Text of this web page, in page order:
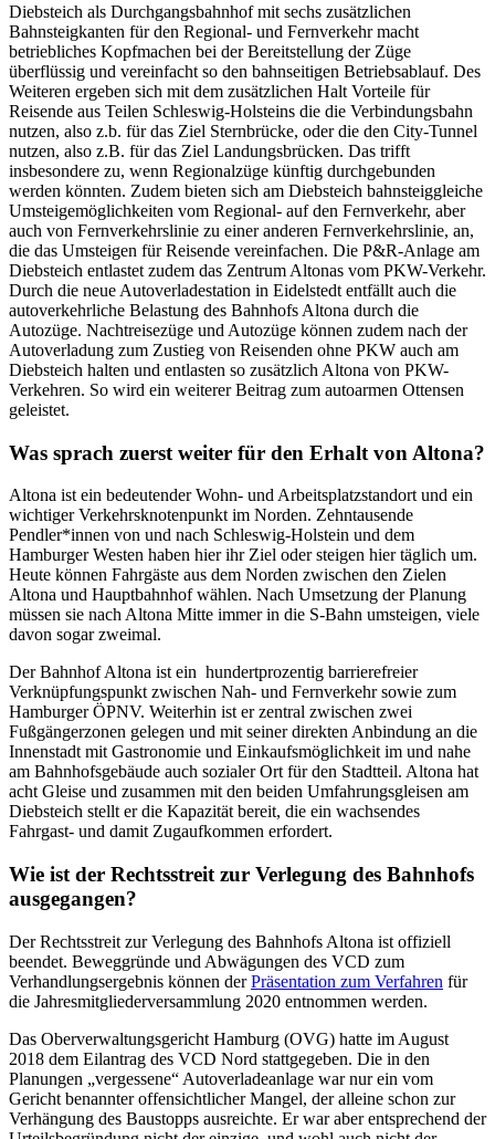
Diebsteich als Durchgangsbahnhof mit sechs zusätzlichen
Bahnsteigkanten für den Regional- und Fernverkehr macht
betriebliches Kopfmachen bei der Bereitstellung der Züge
überflüssig und vereinfacht so den bahnseitigen Betriebsablauf. Des
Weiteren ergeben sich mit dem zusätzlichen Halt Vorteile für
Reisende aus Teilen Schleswig-Holsteins die die Verbindungsbahn
nutzen, also z.b. für das Ziel Sternbrücke, oder die den City-Tunnel
nutzen, also z.B. für das Ziel Landungsbrücken. Das trifft
insbesondere zu, wenn Regionalzüge künftig durchgebunden
werden könnten. Zudem bieten sich am Diebsteich bahnsteiggleiche
Umsteigemöglichkeiten vom Regional- auf den Fernverkehr, aber
auch von Fernverkehrslinie zu einer anderen Fernverkehrslinie, an,
die das Umsteigen für Reisende vereinfachen. Die P&R-Anlage am
Diebsteich entlastet zudem das Zentrum Altonas vom PKW-Verkehr.
Durch die neue Autoverladestation in Eidelstedt entfällt auch die
autoverkehrliche Belastung des Bahnhofs Altona durch die
Autozüge. Nachtreisezüge und Autozüge können zudem nach der
Autoverladung zum Zustieg von Reisenden ohne PKW auch am
Diebsteich halten und entlasten so zusätzlich Altona von PKW-
Verkehren. So wird ein weiterer Beitrag zum autoarmen Ottensen
geleistet.
Was sprach zuerst weiter für den Erhalt von Altona?
Altona ist ein bedeutender Wohn- und Arbeitsplatzstandort und ein
wichtiger Verkehrsknotenpunkt im Norden. Zehntausende
Pendler*innen von und nach Schleswig-Holstein und dem
Hamburger Westen haben hier ihr Ziel oder steigen hier täglich um.
Heute können Fahrgäste aus dem Norden zwischen den Zielen
Altona und Hauptbahnhof wählen. Nach Umsetzung der Planung
müssen sie nach Altona Mitte immer in die S-Bahn umsteigen, viele
davon sogar zweimal.
Der Bahnhof Altona ist ein hundertprozentig barrierefreier
Verknüpfungspunkt zwischen Nah- und Fernverkehr sowie zum
Hamburger ÖPNV. Weiterhin ist er zentral zwischen zwei
Fußgängerzonen gelegen und mit seiner direkten Anbindung an die
Innenstadt mit Gastronomie und Einkaufsmöglichkeit im und nahe
am Bahnhofsgebäude auch sozialer Ort für den Stadtteil. Altona hat
acht Gleise und zusammen mit den beiden Umfahrungsgleisen am
Diebsteich stellt er die Kapazität bereit, die ein wachsendes
Fahrgast- und damit Zugaufkommen erfordert.
Wie ist der Rechtsstreit zur Verlegung des Bahnhofs
ausgegangen?
Der Rechtsstreit zur Verlegung des Bahnhofs Altona ist offiziell
beendet. Beweggründe und Abwägungen des VCD zum
Verhandlungsergebnis können derPräsentation zum Verfahren für
die Jahresmitgliederversammlung 2020 entnommen werden.
Das Oberverwaltungsgericht Hamburg (OVG) hatte im August
2018 dem Eilantrag des VCD Nord stattgegeben. Die in den
Planungen „vergessene“ Autoverladeanlage war nur ein vom
Gericht benannter offensichtlicher Mangel, der alleine schon zur
Verhängung des Baustopps ausreichte. Er war aber entsprechend der